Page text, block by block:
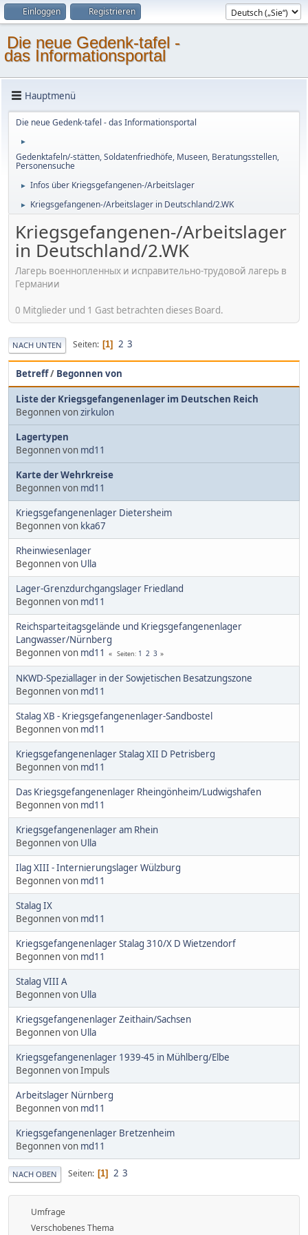
Einloggen Registrieren
Die neue Gedenk-tafel -
das Informationsportal
Hauptmenü
Die neue Gedenk-tafel - das Informationsportal
►
Gedenktafeln/-stätten, Soldatenfriedhöfe, Museen, Beratungsstellen,
Personensuche
► Infos über Kriegsgefangenen-/Arbeitslager
► Kriegsgefangenen-/Arbeitslager in Deutschland/2.WK
Kriegsgefangenen-/Arbeitslager
in Deutschland/2.WK
Лагерь военнопленных и исправительно-трудовой лагерь в
Германии
0 Mitglieder und 1 Gast betrachten dieses Board.
NACH UNTEN Seiten 1 2 3
Betreff/ Begonnen von
Liste der Kriegsgefangenenlager im Deutschen Reich
Begonnen vonzirkulon
Lagertypen
Begonnen von md11
Karte der Wehrkreise
Begonnen von md11
Kriegsgefangenenlager Dietersheim
Begonnen von kka67
Rheinwiesenlager
Begonnen von Ulla
Lager-Grenzdurchgangslager Friedland
Begonnen von md11
Reichsparteitagsgelände und Kriegsgefangenenlager
Langwasser/Nürnberg
Begonnen von md11 Seiten 1 2 3
NKWD-Speziallager in der Sowjetischen Besatzungszone
Begonnen von md11
Stalag XB - Kriegsgefangenenlager-Sandbostel
Begonnen von md11
Kriegsgefangenenlager Stalag XII D Petrisberg
Begonnen von md11
Das Kriegsgefangenenlager Rheingönheim/Ludwigshafen
Begonnen von md11
Kriegsgefangenenlager am Rhein
Begonnen von Ulla
Ilag XIII - Internierungslager Wülzburg
Begonnen von md11
Stalag IX
Begonnen von md11
Kriegsgefangenenlager Stalag 310/X D Wietzendorf
Begonnen von md11
Stalag VIII A
Begonnen von Ulla
Kriegsgefangenenlager Zeithain/Sachsen
Begonnen von Ulla
Kriegsgefangenenlager 1939-45 in Mühlberg/Elbe
Begonnen von Impuls
Arbeitslager Nürnberg
Begonnen von md11
Kriegsgefangenenlager Bretzenheim
Begonnen von md11
NACH OBEN Seiten 1 2 3
Umfrage
Verschobenes Thema